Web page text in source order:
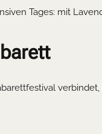
Tages: mit